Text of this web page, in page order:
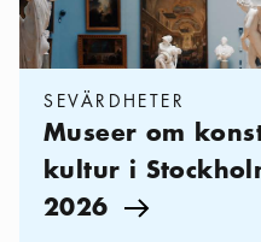
SEVÄRDHETER
Museer om
kultur i
2026 Pil ikon